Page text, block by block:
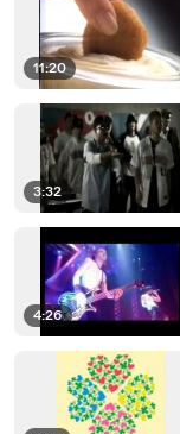
11:20
3:32
4:26